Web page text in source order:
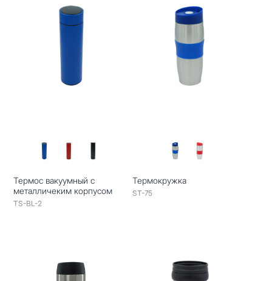
Термос вакуумный с
металличеким корпусом
TS-BL-2
Термокружка
ST-75